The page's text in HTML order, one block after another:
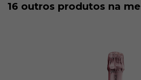
16 outros produtos na